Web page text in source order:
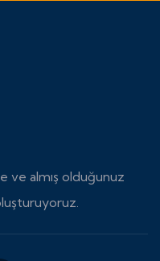
almış olduğunuz